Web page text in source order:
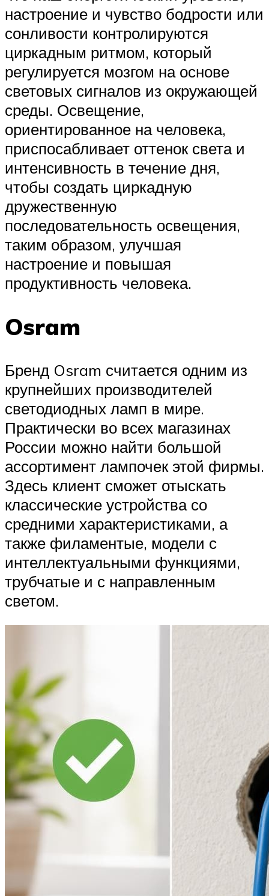
настроение и чувство бодрости или
сонливости контролируются
циркадным ритмом, который
регулируется мозгом на основе
световых сигналов из окружающей
среды. Освещение,
ориентированное на человека,
приспосабливает оттенок света и
интенсивность в течение дня,
чтобы создать циркадную
дружественную
последовательность освещения,
таким образом, улучшая
настроение и повышая
продуктивность человека.
Osram
Бренд Osram считается одним из
крупнейших производителей
светодиодных ламп в мире.
Практически во всех магазинах
России можно найти большой
ассортимент лампочек этой фирмы.
Здесь клиент сможет отыскать
классические устройства со
средними характеристиками, а
также филаментые, модели с
интеллектуальными функциями,
трубчатые и с направленным
светом.